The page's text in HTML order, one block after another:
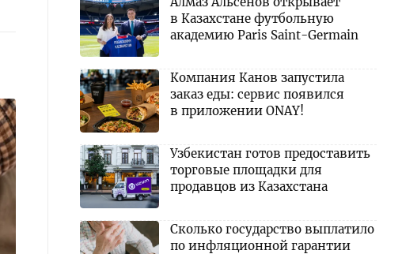
в Казахстане футбольную
академию Paris Saint-Germain
Компания Канов запустила
заказ еды: сервис появился
в приложении ONAY!
Узбекистан готов предоставить
торговые площадки для
продавцов из Казахстана
Сколько государство выплатило
по инфляционной гарантии